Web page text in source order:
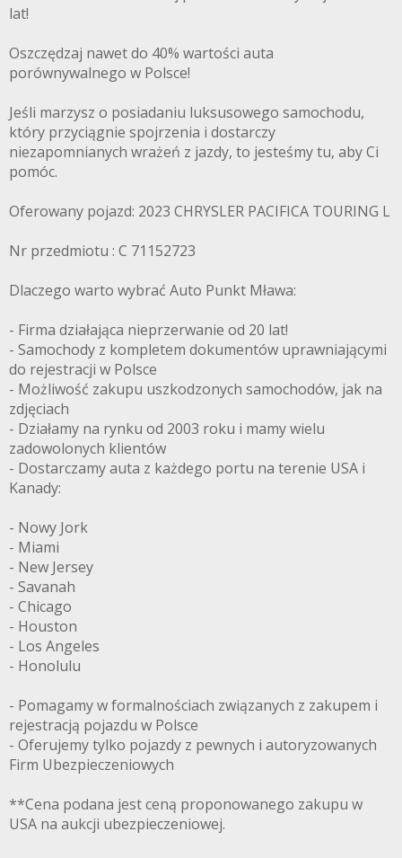
lat!
Oszczędzaj nawet do 40% wartości auta
porównywalnego w Polsce!
Jeśli marzysz o posiadaniu luksusowego samochodu,
który przyciągnie spojrzenia i dostarczy
niezapomnianych wrażeń z jazdy, to jesteśmy tu, aby Ci
pomóc.
Oferowany pojazd: 2023 CHRYSLER PACIFICA TOURING L
Nr przedmiotu : C 71152723
Dlaczego warto wybrać Auto Punkt Mława:
- Firma działająca nieprzerwanie od 20 lat!
- Samochody z kompletem dokumentów uprawniającymi
do rejestracji w Polsce
- Możliwość zakupu uszkodzonych samochodów, jak na
zdjęciach
- Działamy na rynku od 2003 roku i mamy wielu
zadowolonych klientów
- Dostarczamy auta z każdego portu na terenie USA i
Kanady:
- Nowy Jork
- Miami
- New Jersey
- Savanah
- Chicago
- Houston
- Los Angeles
- Honolulu
- Pomagamy w formalnościach związanych z zakupem i
rejestracją pojazdu w Polsce
- Oferujemy tylko pojazdy z pewnych i autoryzowanych
Firm Ubezpieczeniowych
**Cena podana jest ceną proponowanego zakupu w
USA na aukcji ubezpieczeniowej.